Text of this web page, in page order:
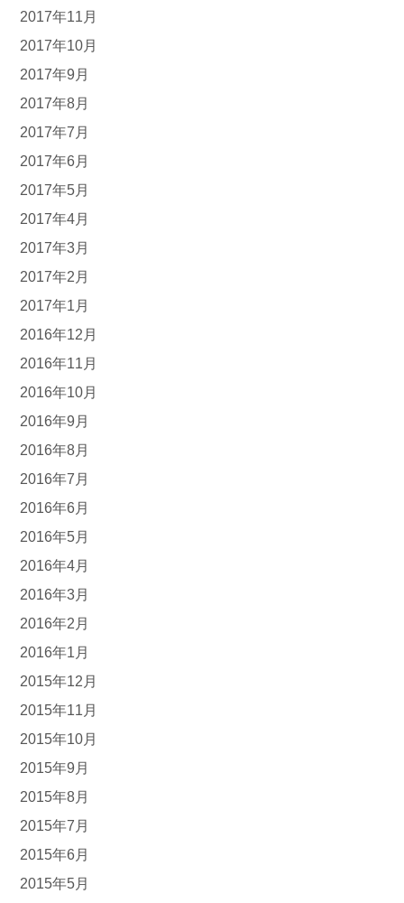
2017年11月
2017年10月
2017年9月
2017年8月
2017年7月
2017年6月
2017年5月
2017年4月
2017年3月
2017年2月
2017年1月
2016年12月
2016年11月
2016年10月
2016年9月
2016年8月
2016年7月
2016年6月
2016年5月
2016年4月
2016年3月
2016年2月
2016年1月
2015年12月
2015年11月
2015年10月
2015年9月
2015年8月
2015年7月
2015年6月
2015年5月